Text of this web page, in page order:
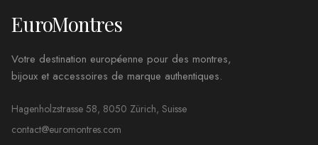
EuroMontres
Votre destination européenne pour des montres,
bijoux et accessoires de marque authentiques.
Hagenholzstrasse 58, 8050 Zürich, Suisse
contact@euromontres.com